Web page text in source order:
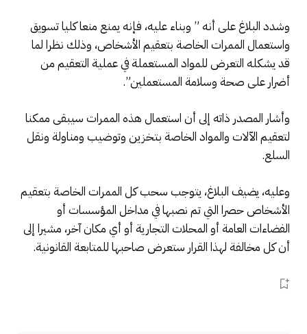
وشدد البلاغ على أنه ” وبناء عليه، فإنه يمنع منعا كليا تسويق
واستعمال الممرات الخاصة بتعقيم الأشخاص، وذلك نظرا لما
قد يشكله التعرض للمواد المستعملة في عملية التعقيم من
أضرار على صحة وسلامة المستعملين”.
وأشار المصدر ذاته إلى أن استعمال هذه الممرات سيبقى ممكنا
لتعقيم الآلات والمواد الخاصة بتخزين وتوضيب ومناولة ونقل
السلع.
وعليه، يضيف البلاغ، يتوجب سحب كل الممرات الخاصة بتعقيم
الأشخاص حصرا التي تم نصبها في مداخل المؤسسات أو
الفضاءات العامة أو المحلات التجارية أو أي مكان آخر، مشيرا إلى
أن كل مخالفة لهذا القرار ستعرض صاحبها للمتابعة القانونية.